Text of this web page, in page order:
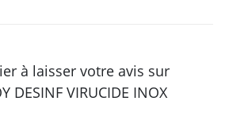
à laisser votre avis sur
DESINF VIRUCIDE INOX